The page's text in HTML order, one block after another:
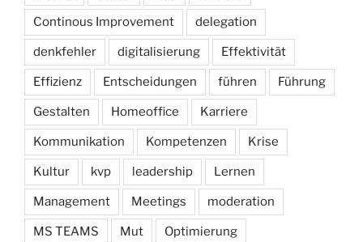
Continous Improvement delegation
denkfehler digitalisierung Effektivität
Effizienz Entscheidungen führen Führung
Gestalten Homeoffice Karriere
Kommunikation Kompetenzen Krise
Kultur kvp leadership Lernen
Management Meetings moderation
MS TEAMS Mut Optimierung